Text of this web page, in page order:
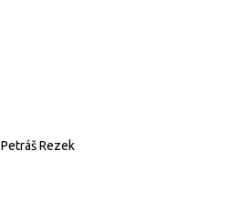
Petráš Rezek